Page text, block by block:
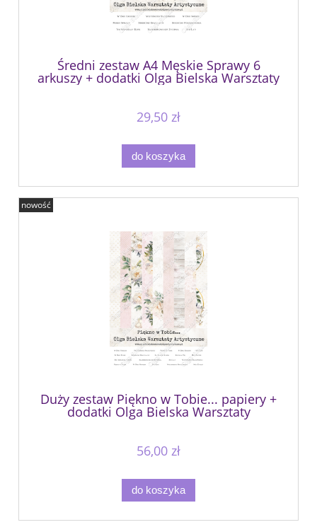
Średni zestaw A4 Męskie Sprawy 6
arkuszy + dodatki Olga Bielska Warsztaty
Artystyczne
29,50 zł
do koszyka
Duży zestaw Piękno w Tobie... papiery +
dodatki Olga Bielska Warsztaty
Artystyczne
56,00 zł
do koszyka
nowość